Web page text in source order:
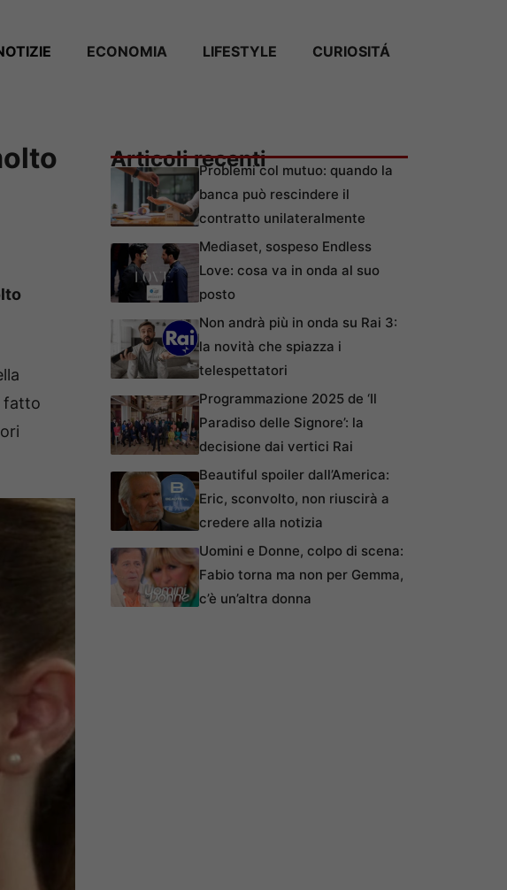
ECONOMIA LIFESTYLE CURIOSITÁ
fatto
Articoli recentiProblemi col mutuo: quando la
banca può rescindere il
contratto unilateralmente
Mediaset, sospeso Endless
Love: cosa va in onda al suo
posto
Non andrà più in onda su Rai 3:
la novità che spiazza i
telespettatori
Programmazione 2025 de ‘Il
Paradiso delle Signore’: la
decisione dai vertici Rai
Beautiful spoiler dall’America:
Eric, sconvolto, non riuscirà a
credere alla notizia
Uomini e Donne, colpo di scena:
Fabio torna ma non per Gemma,
c’è un’altra donna